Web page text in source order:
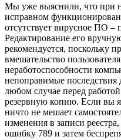
Мы уже выяснили, что при
исправном
отсутствует вирусное ПО –
Редактирование его
рекомендуется, поскольку
вмешательство
неработоспособности
непоправимые
любом случае перед
резервную копию. Если вы
ничто не мешает
изменения в записи
ошибку 789 и затем